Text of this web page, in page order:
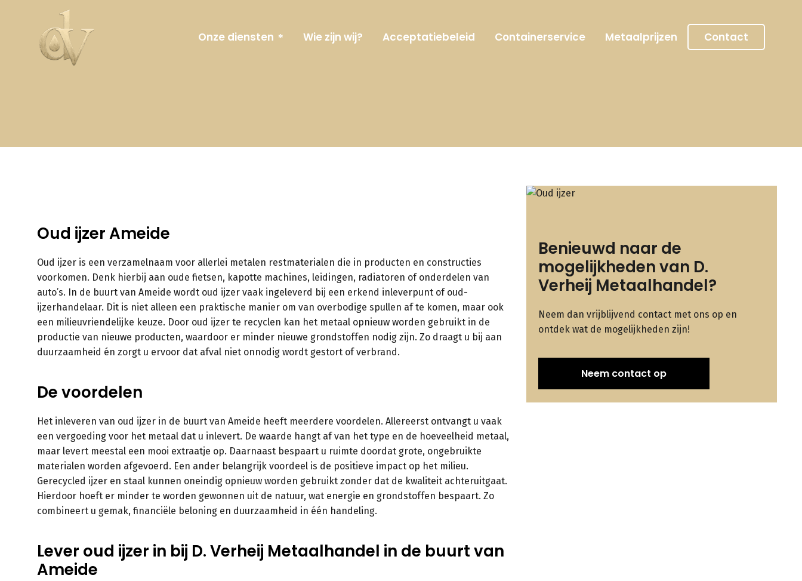
Onze diensten Wie zijn wij? Acceptatiebeleid Containerservice Metaalprijzen Contact
Oud ijzer Ameide
Oud ijzer is een verzamelnaam voor allerlei metalen restmaterialen die in producten en constructies
voorkomen. Denk hierbij aan oude fietsen, kapotte machines, leidingen, radiatoren of onderdelen van
auto’s. In de buurt van Ameide wordt oud ijzer vaak ingeleverd bij een erkend inleverpunt of oud-
ijzerhandelaar. Dit is niet alleen een praktische manier om van overbodige spullen af te komen, maar ook
een milieuvriendelijke keuze. Door oud ijzer te recyclen kan het metaal opnieuw worden gebruikt in de
productie van nieuwe producten, waardoor er minder nieuwe grondstoffen nodig zijn. Zo draagt u bij aan
duurzaamheid én zorgt u ervoor dat afval niet onnodig wordt gestort of verbrand.
De voordelen
Het inleveren van oud ijzer in de buurt van Ameide heeft meerdere voordelen. Allereerst ontvangt u vaak
een vergoeding voor het metaal dat u inlevert. De waarde hangt af van het type en de hoeveelheid metaal,
maar levert meestal een mooi extraatje op. Daarnaast bespaart u ruimte doordat grote, ongebruikte
materialen worden afgevoerd. Een ander belangrijk voordeel is de positieve impact op het milieu.
Gerecycled ijzer en staal kunnen oneindig opnieuw worden gebruikt zonder dat de kwaliteit achteruitgaat.
Hierdoor hoeft er minder te worden gewonnen uit de natuur, wat energie en grondstoffen bespaart. Zo
combineert u gemak, financiële beloning en duurzaamheid in één handeling.
Lever oud ijzer in bij D. Verheij Metaalhandel in de buurt van
Ameide
Benieuwd naar de
mogelijkheden van D.
Verheij Metaalhandel?
Neem dan vrijblijvend contact met ons op en
ontdek wat de mogelijkheden zijn!
Neem contact op